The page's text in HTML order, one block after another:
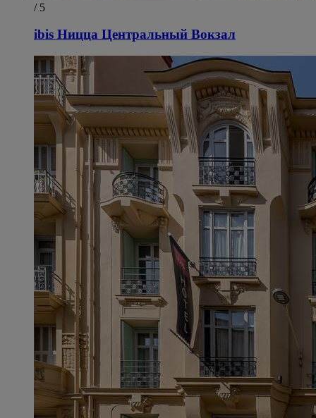
/ 5
ibis Ницца Центральный Вокзал